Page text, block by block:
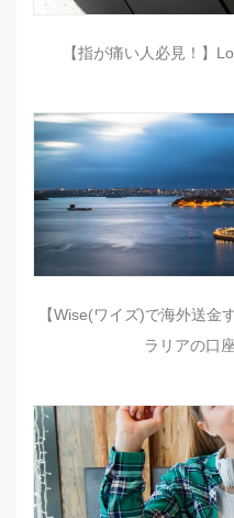
【指が痛い人必見！】
【Wise(ワイズ)で海外送金
ラリアの口